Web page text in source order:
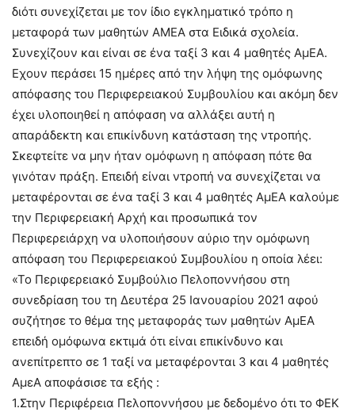
διότι συνεχίζεται με τον ίδιο εγκληματικό τρόπο η
μεταφορά των μαθητών ΑΜΕΑ στα Ειδικά σχολεία.
Συνεχίζουν και είναι σε ένα ταξί 3 και 4 μαθητές ΑμΕΑ.
Εχουν περάσει 15 ημέρες από την λήψη της ομόφωνης
απόφασης του Περιφερειακού Συμβουλίου και ακόμη δεν
έχει υλοποιηθεί η απόφαση να αλλάξει αυτή η
απαράδεκτη και επικίνδυνη κατάσταση της ντροπής.
Σκεφτείτε να μην ήταν ομόφωνη η απόφαση πότε θα
γινόταν πράξη. Επειδή είναι ντροπή να συνεχίζεται να
μεταφέρονται σε ένα ταξί 3 και 4 μαθητές ΑμΕΑ καλούμε
την Περιφερειακή Αρχή και προσωπικά τον
Περιφερειάρχη να υλοποιήσουν αύριο την ομόφωνη
απόφαση του Περιφερειακού Συμβουλίου η οποία λέει:
«Το Περιφερειακό Συμβούλιο Πελοποννήσου στη
συνεδρίαση του τη Δευτέρα 25 Ιανουαρίου 2021 αφού
συζήτησε το θέμα της μεταφοράς των μαθητών ΑμΕΑ
επειδή ομόφωνα εκτιμά ότι είναι επικίνδυνο και
ανεπίτρεπτο σε 1 ταξί να μεταφέρονται 3 και 4 μαθητές
ΑμεΑ αποφάσισε τα εξής :
1.Στην Περιφέρεια Πελοποννήσου με δεδομένο ότι το ΦΕΚ